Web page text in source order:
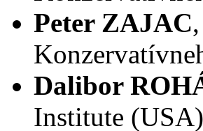
Peter ZAJAC
Dalibor
Institute